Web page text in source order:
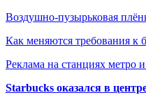
Воздушно-пузырьковая
Как меняются требования к
Реклама на станциях метро
Starbucks оказался в